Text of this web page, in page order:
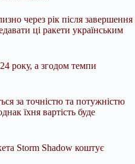
через рік після завершення
ці ракети українським
року, а згодом темпи
за точністю та потужністю
їхня вартість буде
Storm Shadow коштує